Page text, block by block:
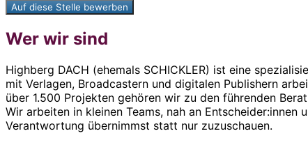
Auf diese Stelle bewerben
Wer wir sind
Highberg DACH (ehemals SCHICKLER) ist eine
mit Verlagen, Broadcastern und digitalen Publishern
über 1.500 Projekten gehören wir zu den führenden
Wir arbeiten in kleinen Teams, nah an
Verantwortung übernimmst statt nur zuzuschauen.